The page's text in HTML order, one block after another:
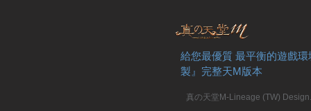
給您最優質 最平衡的遊戲
製』完整天M版本
真の天堂M-Lineage (TW)